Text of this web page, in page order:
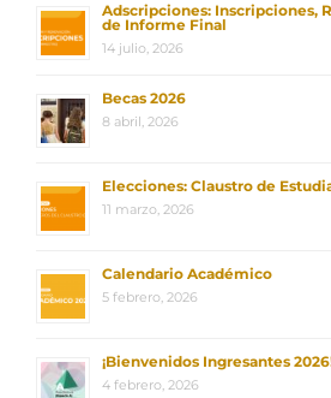
Adscripciones: Inscripciones,
de Informe Final
14 julio, 2026
Becas 2026
8 abril, 2026
Elecciones: Claustro de
11 marzo, 2026
Calendario Académico
5 febrero, 2026
¡Bienvenidos Ingresantes
4 febrero, 2026